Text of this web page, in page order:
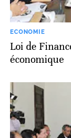
ECONOMIE
Loi de
économique